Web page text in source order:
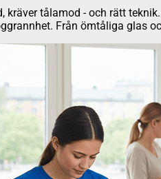
kräver tålamod - och rätt
Från ömtåliga glas